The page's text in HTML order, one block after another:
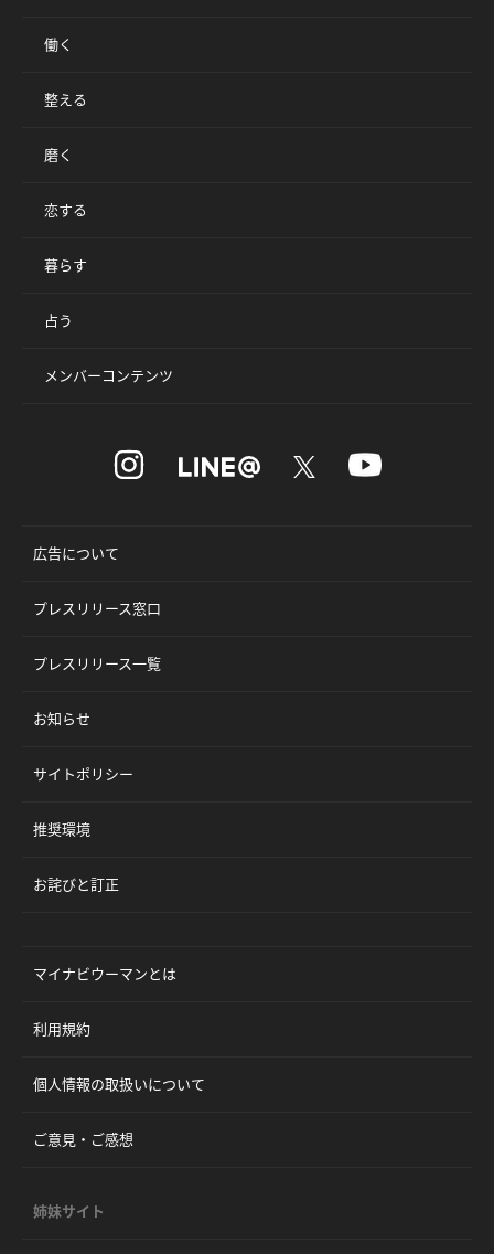
働く
整える
磨く
恋する
暮らす
占う
メンバーコンテンツ
広告について
プレスリリース窓口
プレスリリース一覧
お知らせ
サイトポリシー
推奨環境
お詫びと訂正
マイナビウーマンとは
利用規約
個人情報の取扱いについて
ご意見・ご感想
姉妹サイト